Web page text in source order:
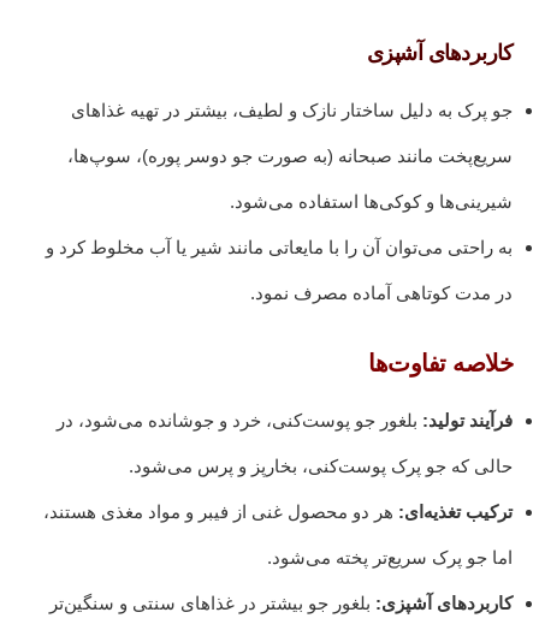
کاربردهای آشپزی
جو پرک به دلیل ساختار نازک و لطیف، بیشتر در تهیه غذاهای
سریع‌پخت مانند صبحانه (به صورت جو دوسر پوره)، سوپ‌ها،
شیرینی‌ها و کوکی‌ها استفاده می‌شود.
به راحتی می‌توان آن را با مایعاتی مانند شیر یا آب مخلوط کرد و
در مدت کوتاهی آماده مصرف نمود.
خلاصه تفاوت‌ها
فرآیند تولید: بلغور جو پوست‌کنی، خرد و جوشانده می‌شود، در
حالی که جو پرک پوست‌کنی، بخارپز و پرس می‌شود.
ترکیب تغذیه‌ای: هر دو محصول غنی از فیبر و مواد مغذی هستند،
اما جو پرک سریع‌تر پخته می‌شود.
کاربردهای آشپزی: بلغور جو بیشتر در غذاهای سنتی و سنگین‌تر